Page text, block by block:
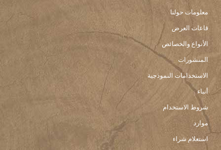
معلومات حولنا
قاعات العرض
الأنواع والخصائص
المنشورات
الاستخدامات النموذجية
أنباء
شروط الاستخدام
موارد
استعلام شراء